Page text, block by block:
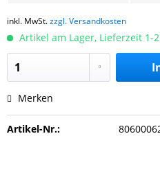
inkl. MwSt.zzgl. Versandkosten
Artikel am Lager, Lieferzeit 1-
Merken
Artikel-Nr.: